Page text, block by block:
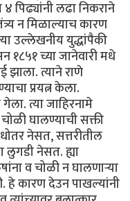
४ पिढ्यांनी लढा निकराने
न मिळाल्याच कारण
उल्लेखनीय युद्धांपैकी
च्या जानेवारी मधे
झाला. त्याने राणे
प्रयत्न केला.
त्या जाहिरनामे
घालण्याची सक्ती
नेसत, सत्तरीतील
नेसत. ह्या
व चोळी न घालणार्‍या
हे कारण देउन पाखल्यांनी